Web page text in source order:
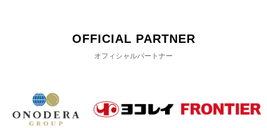
OFFICIAL PARTNER
オフィシャルパートナー